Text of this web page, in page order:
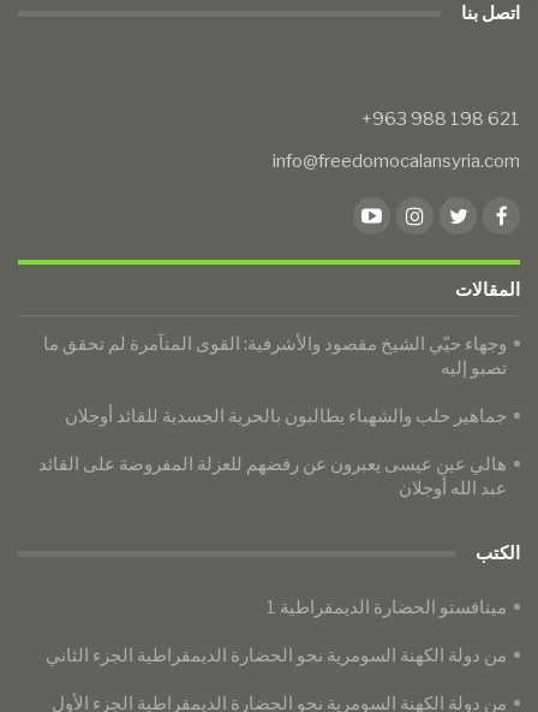
اتصل بنا
info@freedomocalansyria.com
المقالات
وجهاء حيّي الشيخ مقصود والأشرفية: القوى المتآمرة لم تحقق ما
تصبو إليه
جماهير حلب والشهباء يطالبون بالحرية الجسدية للقائد أوجلان
هالي عين عيسى يعبرون عن رفضهم للعزلة المفروضة على القائد
عبد الله أوجلان
الكتب
مينافستو الحضارة الديمقراطية 1
من دولة الكهنة السومرية نحو الحضارة الديمقراطية الجزء الثاني
من دولة الكهنة السومرية نحو الحضارة الديمقراطية الجزء الأول